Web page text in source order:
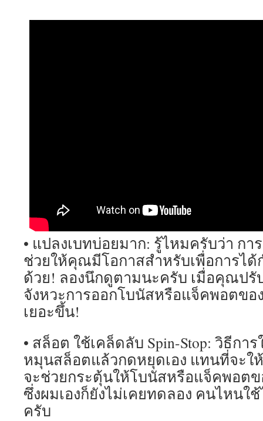
• แปลงเบทบ่อยมาก: รู้ไหมครับว่า กา
ช่วยให้คุณมีโอกาสสำหรับเพื่อการได้
ด้วย! ลองนึกดูตามนะครับ เมื่อคุณปรั
จังหวะการออกโบนัสหรือแจ็คพอตขอ
เยอะขึ้น!
• สล็อต ใช้เคล็ดลับ Spin-Stop: วิธีกา
หมุนสล็อตแล้วกดหยุดเอง แทนที่จะใ
จะช่วยกระตุ้นให้โบนัสหรือแจ็คพอต
ซึ่งผมเองก็ยังไม่เคยทดลอง คนไหนใ
ครับ